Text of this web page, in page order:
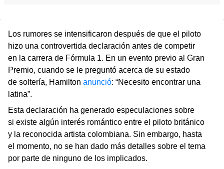
Los rumores se intensificaron después de que el piloto
hizo una controvertida declaración antes de competir
en la carrera de Fórmula 1. En un evento previo al Gran
Premio, cuando se le preguntó acerca de su estado
de soltería, Hamilton anunció: “Necesito encontrar una
latina”.
Esta declaración ha generado especulaciones sobre
si existe algún interés romántico entre el piloto británico
y la reconocida artista colombiana. Sin embargo, hasta
el momento, no se han dado más detalles sobre el tema
por parte de ninguno de los implicados.